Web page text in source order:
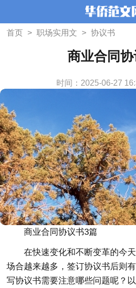
首页 > 职场实用文 > 协议书
商业合同
时间：2025-06-27
商业合同协议书3篇
在快速变化和不断变革的今
场合越来越多，签订协议书后则
写协议书需要注意哪些问题呢？